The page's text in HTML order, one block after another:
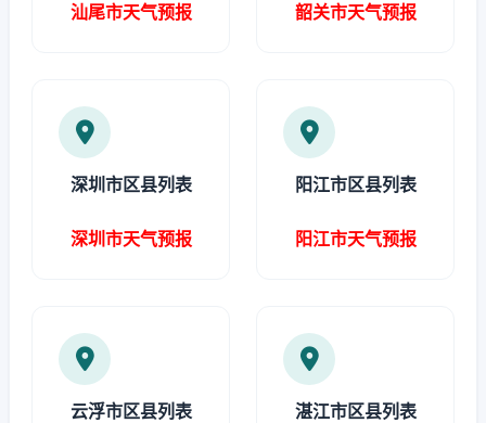
汕尾市天气预报 韶关市天气预报
深圳市区县列表
深圳市天气预报
阳江市区县列表
阳江市天气预报
云浮市区县列表 湛江市区县列表